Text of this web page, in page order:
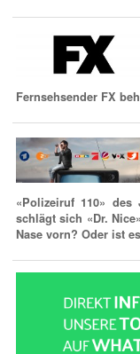
Fernsehsender FX
«Polizeiruf 110»
schlägt sich «Dr.
Nase vorn? Oder ist